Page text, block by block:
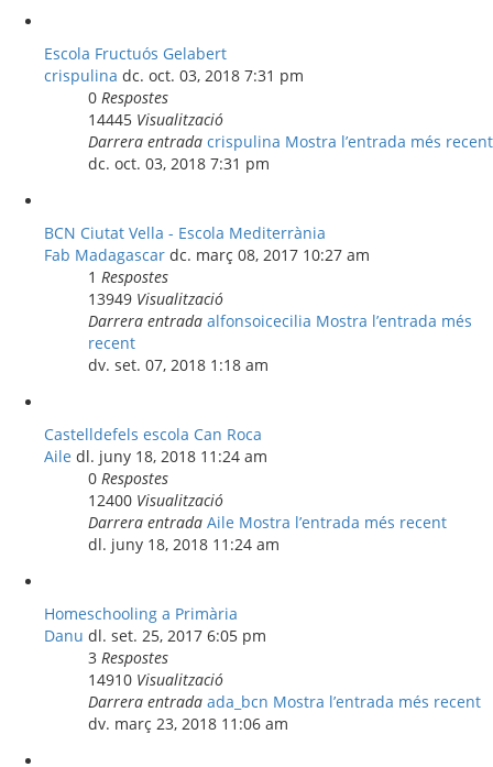
Escola Fructuós Gelabert
crispulina dc. oct. 03, 2018 7:31 pm
0 Respostes
14445 Visualització
Darrera entrada crispulina Mostra l’entrada més recent
dc. oct. 03, 2018 7:31 pm
BCN Ciutat Vella - Escola Mediterrània
Fab Madagascar dc. març 08, 2017 10:27 am
1 Respostes
13949 Visualització
Darrera entrada alfonsoicecilia Mostra l’entrada més
recent
dv. set. 07, 2018 1:18 am
Castelldefels escola Can Roca
Aile dl. juny 18, 2018 11:24 am
0 Respostes
12400 Visualització
Darrera entrada Aile Mostra l’entrada més recent
dl. juny 18, 2018 11:24 am
Homeschooling a Primària
Danu dl. set. 25, 2017 6:05 pm
3 Respostes
14910 Visualització
Darrera entrada ada_bcn Mostra l’entrada més recent
dv. març 23, 2018 11:06 am